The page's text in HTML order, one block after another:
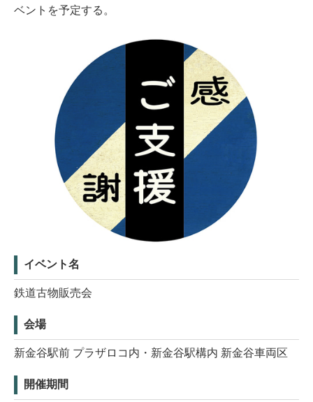
ベントを予定する。
イベント名
鉄道古物販売会
会場
新金谷駅前 プラザロコ内・新金谷駅構内 新金谷車両区
開催期間